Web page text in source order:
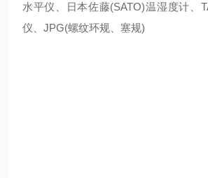
水平仪、日本佐藤(SATO)温湿度计、
仪、JPG(螺纹环规、塞规)